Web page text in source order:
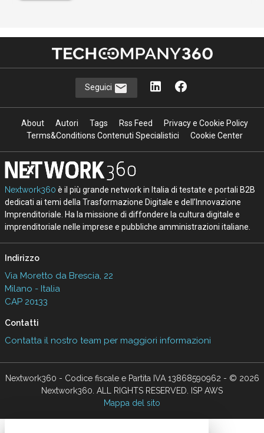
Seguici
About Autori Tags Rss Feed
Privacy e Cookie Policy
Terms&Conditions Contenuti Specialistici
Cookie Center
Nextwork360 è il più grande network in Italia di testate e portali B2B
dedicati ai temi della Trasformazione Digitale e dell’Innovazione
Imprenditoriale. Ha la missione di diffondere la cultura digitale e
imprenditoriale nelle imprese e pubbliche amministrazioni italiane.
Indirizzo
Via Moretto da Brescia, 22
Milano - Italia
CAP 20133
Contatti
Contatta il nostro team per maggiori informazioni
Nextwork360 - Codice fiscale e Partita IVA 13868590962 - © 2026
Nextwork360. ALL RIGHTS RESERVED. ISP AWS
Mappa del sito